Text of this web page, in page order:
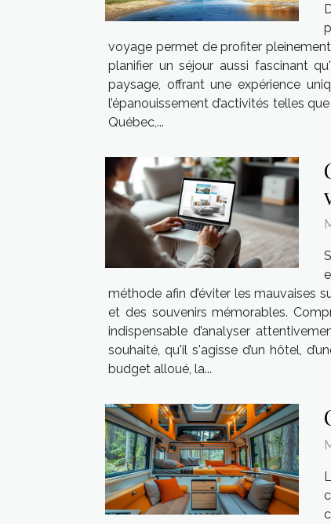
voyage permet de profiter
planifier un séjour aussi fascinant
paysage, offrant une expérience
l’épanouissement d’activités telles
Québec,...
méthode afin d’éviter les mauvaises
et des souvenirs mémorables.
indispensable d’analyser
souhaité, qu'il s'agisse d’un hôtel,
budget alloué, la...